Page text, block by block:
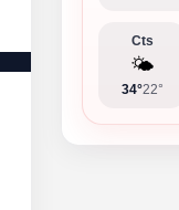
Cts
🌤️
34°22°